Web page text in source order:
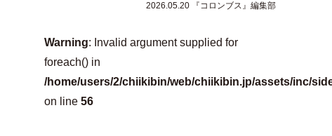
2026.05.20 『コロンブス』編集部
Warning: Invalid argument supplied for
foreach() in
/home/users/2/chiikibin/web/chiikibin.jp/assets/inc/
on line 56